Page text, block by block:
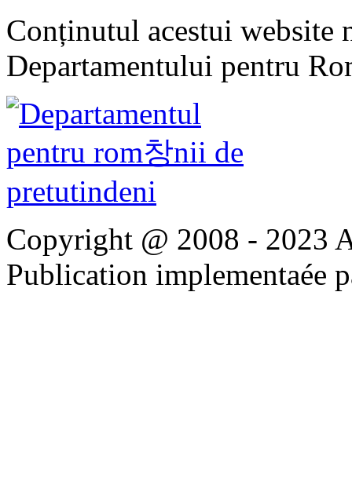
Conținutul acestui website
Departamentului pentru
Copyright @ 2008 - 2023
Publication implementaée